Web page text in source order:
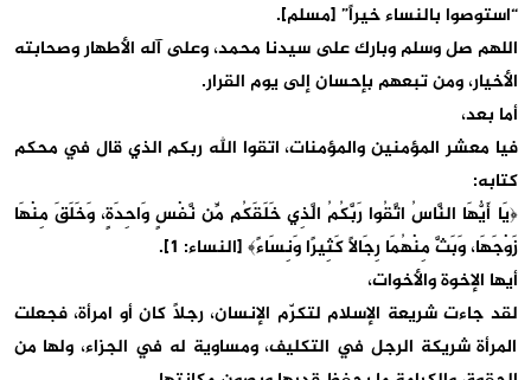
“استوصوا بالنساء خيراً” [مسلم].
اللهم صل وسلم وبارك على سيدنا محمد، وعلى آله الأطهار وصحابته
الأخيار، ومن تبعهم بإحسان إلى يوم القرار.
أما بعد،
فيا معشر المؤمنين والمؤمنات، اتقوا الله ربكم الذي قال في محكم
كتابه:
﴿يَا أَيُّهَا النَّاسُ اتَّقُوا رَبَّكُمُ الَّذِي خَلَقَكُم مِّن نَّفْسٍ وَاحِدَةٍ، وَخَلَقَ مِنْهَا
زَوْجَهَا، وَبَثَّ مِنْهُمَا رِجَالًا كَثِيرًا وَنِسَاءً﴾ [النساء: 1].
أيها الإخوة والأخوات،
لقد جاءت شريعة الإسلام لتكرّم الإنسان، رجلاً كان أو امرأة، فجعلت
المرأة شريكة الرجل في التكليف، ومساوية له في الجزاء، ولها من